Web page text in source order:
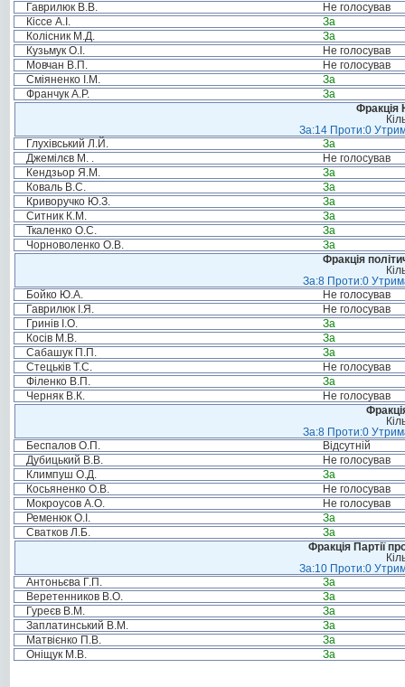
Гаврилюк В.В.
Не голосував
Кіссе А.І.
За
Колісник М.Д.
За
Кузьмук О.І.
Не голосував
Мовчан В.П.
Не голосував
Сміяненко І.М.
За
Франчук А.Р.
За
Фракція
За:14 Проти:0
Глухівський Л.Й.
За
Джемілєв М. .
Не голосував
Кендзьор Я.М.
За
Коваль В.С.
За
Криворучко Ю.З.
За
Ситник К.М.
За
Ткаленко О.С.
За
Чорноволенко О.В.
За
Фракція
За:8 Проти:0
Бойко Ю.А.
Не голосував
Гаврилюк І.Я.
Не голосував
Гринів І.О.
За
Косів М.В.
За
Сабашук П.П.
За
Стецьків Т.С.
Не голосував
Філенко В.П.
За
Черняк В.К.
Не голосував
За:8 Проти:0
Беспалов О.П.
Відсутній
Дубицький В.В.
Не голосував
Климпуш О.Д.
За
Косьяненко О.В.
Не голосував
Мокроусов А.О.
Не голосував
Ременюк О.І.
За
Сватков Л.Б.
За
Фракція Партії
За:10 Проти:0
Антоньєва Г.П.
За
Веретенников В.О.
За
Гуреєв В.М.
За
Заплатинський В.М.
За
Матвієнко П.В.
За
Оніщук М.В.
За